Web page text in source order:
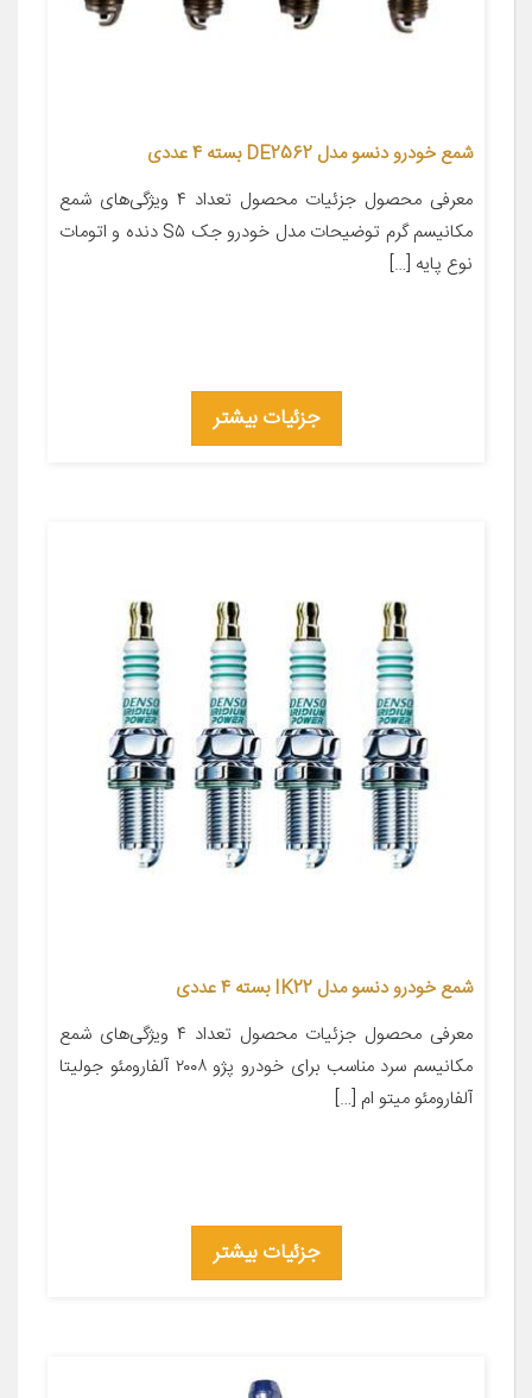
شمع خودرو دنسو مدل DE2562 بسته 4 عددی
معرفی محصول جزئیات محصول تعداد ۴ ویژگی‌های شمع
مکانیسم گرم توضیحات مدل خودرو جک S۵ دنده و اتومات
نوع پایه […]
جزئیات بیشتر
شمع خودرو دنسو مدل IK22 بسته 4 عددی
معرفی محصول جزئیات محصول تعداد ۴ ویژگی‌های شمع
مکانیسم سرد مناسب برای خودرو پژو ۲۰۰۸ آلفارومئو جولیتا
آلفارومئو میتو ام […]
جزئیات بیشتر